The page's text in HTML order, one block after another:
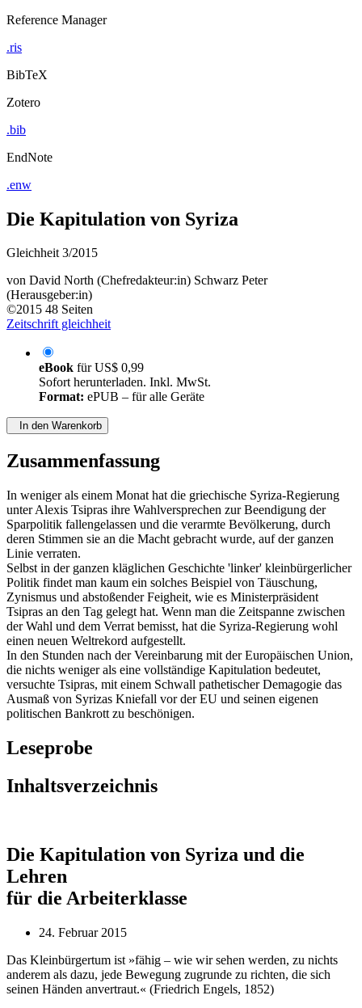
Reference Manager
.ris
BibTeX
Zotero
.bib
EndNote
.enw
Die Kapitulation von Syriza
Gleichheit 3/2015
von David North (Chefredakteur:in) Schwarz Peter
(Herausgeber:in)
©2015 48 Seiten
Zeitschrift gleichheit
eBook fürUS$ 0,99
Sofort herunterladen. Inkl. MwSt.
Format: ePUB – für alle Geräte
In den Warenkorb
Zusammenfassung
In weniger als einem Monat hat die griechische Syriza-Regierung
unter Alexis Tsipras ihre Wahlversprechen zur Beendigung der
Sparpolitik fallengelassen und die verarmte Bevölkerung, durch
deren Stimmen sie an die Macht gebracht wurde, auf der ganzen
Linie verraten.
Selbst in der ganzen kläglichen Geschichte 'linker' kleinbürgerlicher
Politik findet man kaum ein solches Beispiel von Täuschung,
Zynismus und abstoßender Feigheit, wie es Ministerpräsident
Tsipras an den Tag gelegt hat. Wenn man die Zeitspanne zwischen
der Wahl und dem Verrat bemisst, hat die Syriza-Regierung wohl
einen neuen Weltrekord aufgestellt.
In den Stunden nach der Vereinbarung mit der Europäischen Union,
die nichts weniger als eine vollständige Kapitulation bedeutet,
versuchte Tsipras, mit einem Schwall pathetischer Demagogie das
Ausmaß von Syrizas Kniefall vor der EU und seinen eigenen
politischen Bankrott zu beschönigen.
Leseprobe
Inhaltsverzeichnis
Die Kapitulation von Syriza und die
Lehren
für die Arbeiterklasse
24. Februar 2015
Das Kleinbürgertum ist »fähig – wie wir sehen werden, zu nichts
anderem als dazu, jede Bewegung zugrunde zu richten, die sich
seinen Händen anvertraut.« (Friedrich Engels, 1852)